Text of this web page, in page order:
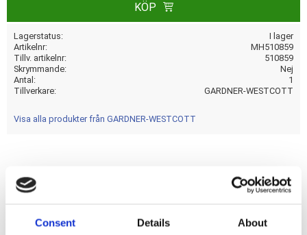
Consent Details About
KÖP
Lagerstatus
I lager
Artikelnr
MH510859
Tillv. artikelnr
510859
Skrymmande
Nej
Antal
1
Tillverkare
GARDNER-WESTCOTT
Visa alla produkter från GARDNER-WESTCOTT
nan
Dela med dig